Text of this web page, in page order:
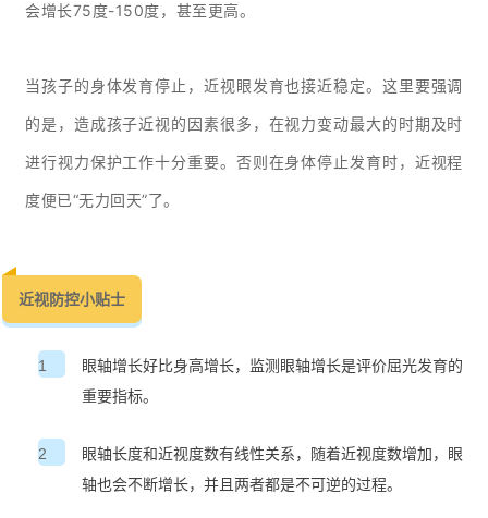
会增长75度-150度，甚至更高。
当孩子的身体发育停止，近视眼发育也接近稳定。这里要强调
的是，造成孩子近视的因素很多，在视力变动最大的时期及时
进行视力保护工作十分重要。否则在身体停止发育时，近视程
度便已“无力回天”了。
近视防控小贴士
1
眼轴增长好比身高增长，监测眼轴增长是评价屈光发育的
重要指标。
2
眼轴长度和近视度数有线性关系，随着近视度数增加，眼
轴也会不断增长，并且两者都是不可逆的过程。